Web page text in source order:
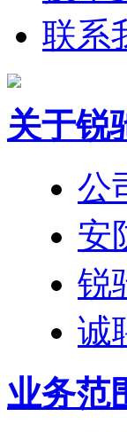
联系
关于锐
公
安
锐
诚
业务范